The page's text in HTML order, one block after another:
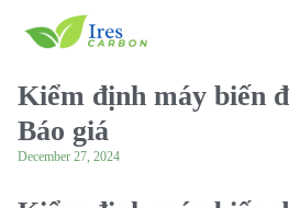
Kiểm định máy biến
Báo giá
December 27, 2024